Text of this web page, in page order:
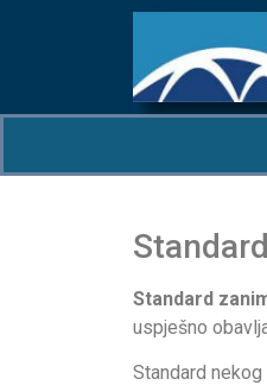
Standard
uspješno
Standard